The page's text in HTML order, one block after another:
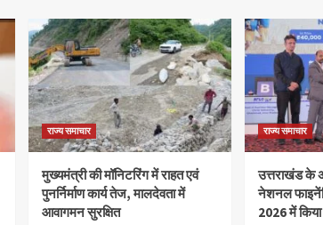
राज्य समाचार
मुख्यमंत्री की मॉनिटरिंग में राहत एवं
पुनर्निर्माण कार्य तेज, मालदेवता में
आवागमन सुरक्षित
राज्य समाचार
उत्तराखंड के
नेशनल
2026 में